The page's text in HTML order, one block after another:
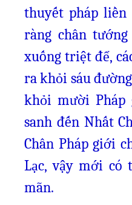
thuyết pháp
ràng chân
xuống triệt để,
ra khỏi sáu
khỏi mười Pháp
sanh đến Nhất
Chân Pháp giới
Lạc, vậy mới có
mãn.